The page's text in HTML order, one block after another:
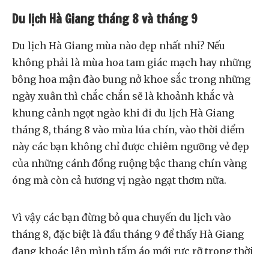
Du lịch Hà Giang tháng 8 và tháng 9
Du lịch Hà Giang mùa nào đẹp nhất nhỉ? Nếu
không phải là mùa hoa tam giác mạch hay những
bông hoa mận đào bung nở khoe sắc trong những
ngày xuân thì chắc chắn sẽ là khoảnh khắc và
khung cảnh ngọt ngào khi đi du lịch Hà Giang
tháng 8, tháng 8 vào mùa lúa chín, vào thời điểm
này các bạn không chỉ được chiêm ngưỡng vẻ đẹp
của những cánh đồng ruộng bậc thang chín vàng
óng mà còn cả hương vị ngào ngạt thơm nữa.
Vì vậy các bạn đừng bỏ qua chuyến du lịch vào
tháng 8, đặc biệt là đầu tháng 9 để thấy Hà Giang
đang khoác lên mình tấm áo mới rực rỡ trong thời